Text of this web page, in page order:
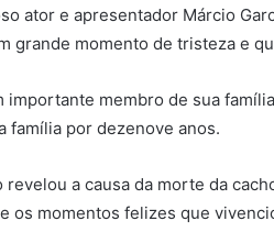
ator e apresentador Márcio
grande momento de tristeza e
importante membro de sua
família por dezenove anos.
a causa da morte da
os momentos felizes que